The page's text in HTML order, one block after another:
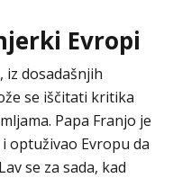
Evropi
iz dosadašnjih
se iščitati kritika
Papa Franjo je
optuživao Evropu da
se za sada, kad